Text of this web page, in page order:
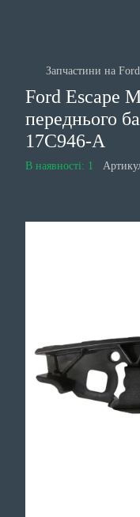
Запчастини на Ford
Ford Escape
переднього
17C946-A
В наявності: 1